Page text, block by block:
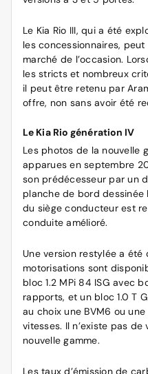
Le Kia Rio III, qui a été
les concessionnaires,
marché de l’occasion.
les stricts et nombreux
il peut être retenu par
offre, non sans avoir été
Le Kia Rio génération IV
Les photos de la nouvelle
apparues en septembre
son prédécesseur par un
planche de bord dessinée
du siège conducteur est
conduite amélioré.
Une version restylée a été
motorisations sont
bloc 1.2 MPi 84 ISG avec
rapports, et un bloc 1.0 T
au choix une BVM6 ou
vitesses. Il n’existe pas
nouvelle gamme.
Les taux d’émission de